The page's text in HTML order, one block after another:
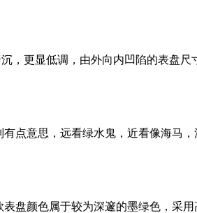
，更显低调，由外向内凹陷的表盘尺
点意思， 远看绿水鬼，近看像海马
盘颜色属于较为深邃的墨绿色，采用